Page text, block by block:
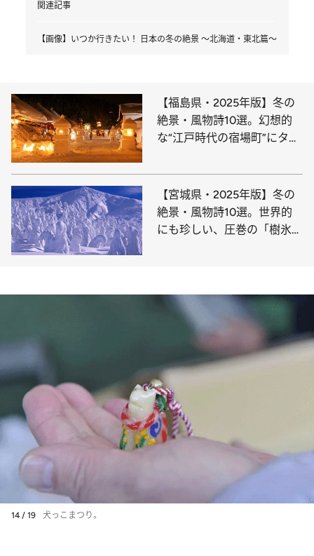
関連記事
【画像】いつか行きたい！ 日本の冬の絶景 ～北海道・東北篇～
【福島県・2025年版】冬の
絶景・風物詩10選。幻想的
な“江戸時代の宿場町”にタイ
【宮城県・2025年版】冬の
絶景・風物詩10選。世界的
にも珍しい、圧巻の「樹氷」
14 / 19 犬っこまつり。